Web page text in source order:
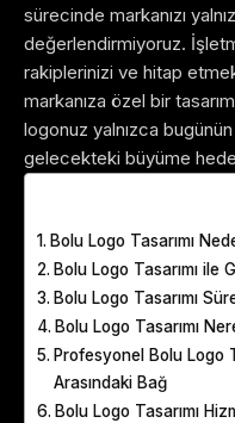
sürecinde markanızı
değerlendirmiyoruz.
rakiplerinizi ve hitap
markanıza özel bir
logonuz yalnızca bugünün
gelecekteki büyüme
Bolu Logo Tasarımı
Bolu Logo Tasarımı ile
Bolu Logo Tasarımı
Bolu Logo Tasarımı
Profesyonel Bolu Logo
Arasındaki Bağ
Bolu Logo Tasarımı